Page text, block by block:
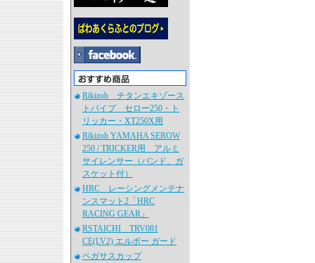
Rikizoh チタンエキゾース
トパイプ セロー250・ト
リッカー・XT250X用
Rikizoh YAMAHA SEROW
250 / TRICKER用 アルミ
サイレンサー（バンド、ガ
スケット付）
HRC レーシングメンテナ
ンスマット2「HRC
RACING GEAR」
RSTAICHI TRV081
CE(LV2) エルボー ガード
ペガサスカップ